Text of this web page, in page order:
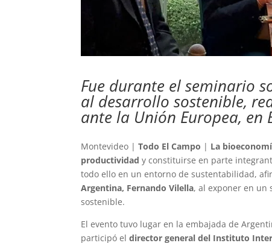
Fue durante el seminario
al desarrollo sostenible,
ante la Unión Europea, en
Montevideo |Todo El Campo | La
productividad y constituirse en parte
todo ello en un entorno de sustentabilidad,
Argentina, Fernando Vilella, al exponer en un
sostenible.
El evento tuvo lugar en la embajada de
participó eldirector general del Instituto